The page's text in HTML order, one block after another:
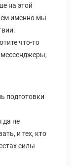
на этой
именно мы
что-то
мессенджеры,
подготовки
не
и тех, кто
силы